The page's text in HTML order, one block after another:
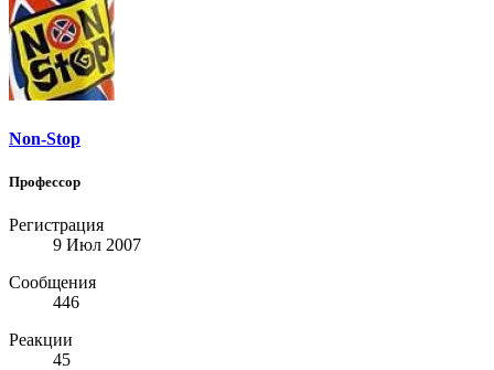
Non-Stop
Профессор
Регистрация
9 Июл 2007
Сообщения
446
Реакции
45